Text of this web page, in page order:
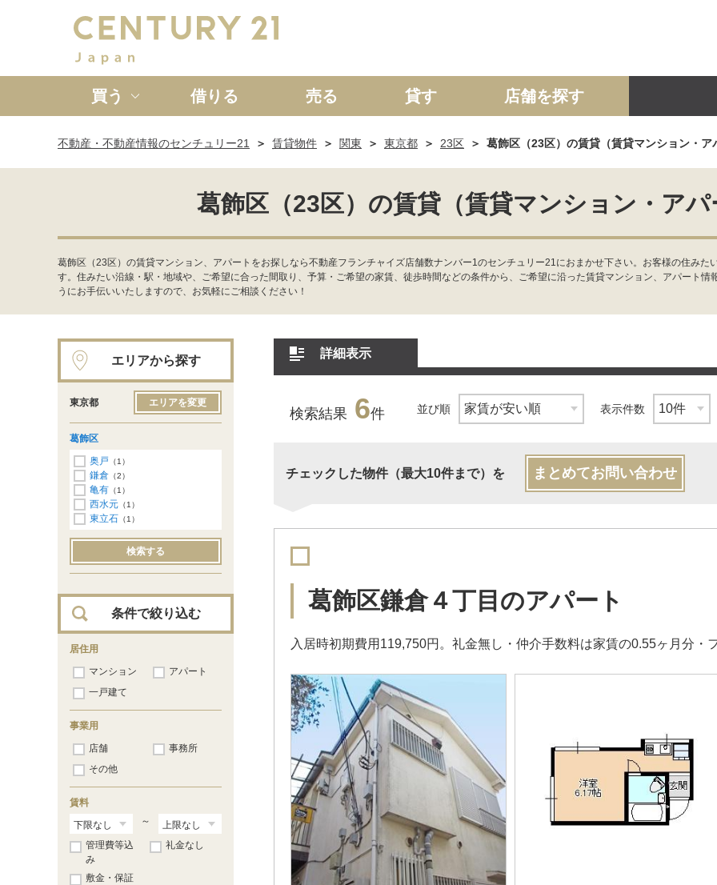
買う
新築一戸建て 中古一戸建て マンション 土地 事業投資用
借りる 売る 貸す 店舗を探す
不動産・不動産情報のセンチュリー21 賃貸物件 関東 東京都 23区 葛飾区（23区）の賃貸（賃貸マンション・ア
葛飾区（23区）の賃貸（賃貸マンション・ア
葛飾区（23区）の賃貸マンション、アパートをお探しなら不動産フランチャイズ店舗数ナンバー1のセンチュリー21におまかせ下さい。お客様の住み
す。住みたい沿線・駅・地域や、ご希望に合った間取り、予算・ご希望の家賃、徒歩時間などの条件から、ご希望に沿った賃貸マンション、アパート
うにお手伝いいたしますので、お気軽にご相談ください！
詳細表示
検索結果 6件 並び順 表示件数
チェックした物件（最大10件まで）を まとめてお問い合わせ
葛飾区鎌倉４丁目のアパート
入居時初期費用119,750円。礼金無し・仲介手数料は家賃の0.55ヶ月分・
エリアから探す
東京都 エリアを変更
葛飾区
奥戸 （1）
鎌倉 （2）
亀有 （1）
西水元 （1）
東立石 （1）
検索する
条件で絞り込む
居住用
マンション
アパート
一戸建て
事業用
店舗
事務所
その他
賃料
～
管理費等込
み
礼金なし
敷金・保証